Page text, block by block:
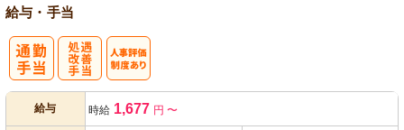
給与・手当
給与 時給 1,677 円 〜